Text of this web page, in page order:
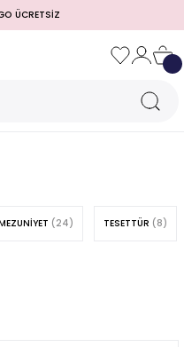
ÜCRETSİZ
(24) TESETTÜR (8)